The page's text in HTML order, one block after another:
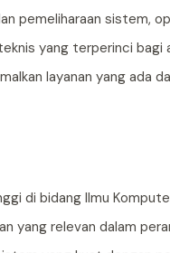
pemeliharaan sistem,
yang terperinci
layanan yang ada
di bidang Ilmu
yang relevan dalam